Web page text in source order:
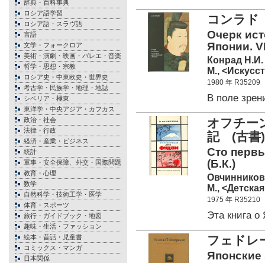
辞典・百科事典
ロシア語学習
ロシア語・スラヴ語
言語
文学・フォークロア
美術・演劇・映画・バレエ・音楽
哲学・思想・宗教
ロシア史・中東欧史・世界史
考古学・民族学・地理・地誌
シベリア・極東
東洋学・中央アジア・カフカス
政治・社会
法律・行政
経済・産業・ビジネス
統計
軍事・安全保障、外交・国際問題
教育・心理
数学
自然科学・技術工学・医学
体育・スポーツ
旅行・ガイドブック・地図
趣味・生活・ファッション
絵本・昔話・児童書
コミックス・マンガ
日本関係
コンラ
Очерк
Японии.
Конрад Н.И.
М.,
1980 年 R35209
В поле
オフチ
記 (古書)
Сто
(Б.К.)
М.,
1975 年 R35210
Эта книга
フェド
Японские